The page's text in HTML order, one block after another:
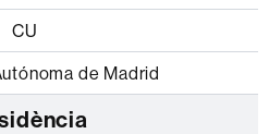
CU
de Madrid